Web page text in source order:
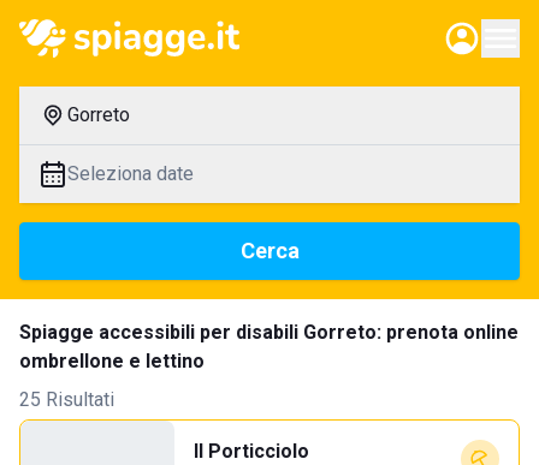
Gorreto
Seleziona date
Cerca
Spiagge accessibili per disabili Gorreto: prenota online
ombrellone e lettino
25 Risultati
Il Porticciolo